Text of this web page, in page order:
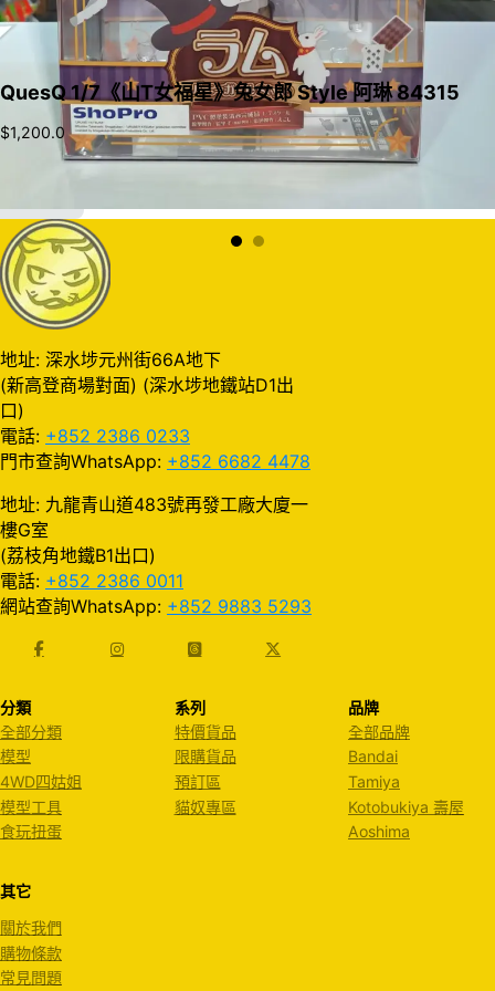
QuesQ 1/7《山T女福星》兔女郎 Style 阿琳 84315
$1,200.0
地址: 深水埗元州街66A地下
(新高登商場對面) (深水埗地鐵站D1出
口)
電話: +852 2386 0233
門市查詢WhatsApp: +852 6682 4478
地址: 九龍青山道483號再發工廠大廈一
樓G室
(荔枝角地鐵B1出口)
電話: +852 2386 0011
網站查詢WhatsApp: +852 9883 5293
分類
全部分類
模型
4WD四姑姐
模型工具
食玩扭蛋
系列
特價貨品
限購貨品
預訂區
貓奴專區
品牌
全部品牌
Bandai
Tamiya
Kotobukiya 壽屋
Aoshima
其它
關於我們
購物條款
常見問題